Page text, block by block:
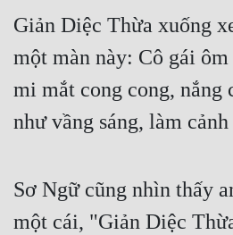
Giản Diệc Thừa xuống
một màn này: Cô gái
mi mắt cong cong, nắng
như vầng sáng, làm
Sơ Ngữ cũng nhìn thấy
một cái, "Giản Diệc